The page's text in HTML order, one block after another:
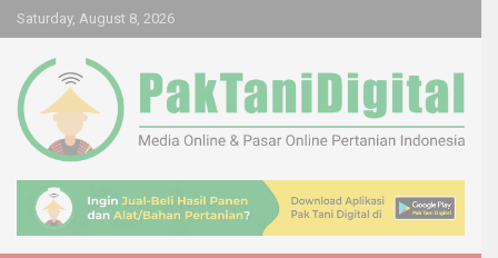
Skip
to
content
Saturday, August 8, 2026
Pak Tani Digital